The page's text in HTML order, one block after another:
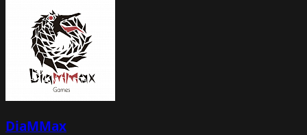
DiaMMax